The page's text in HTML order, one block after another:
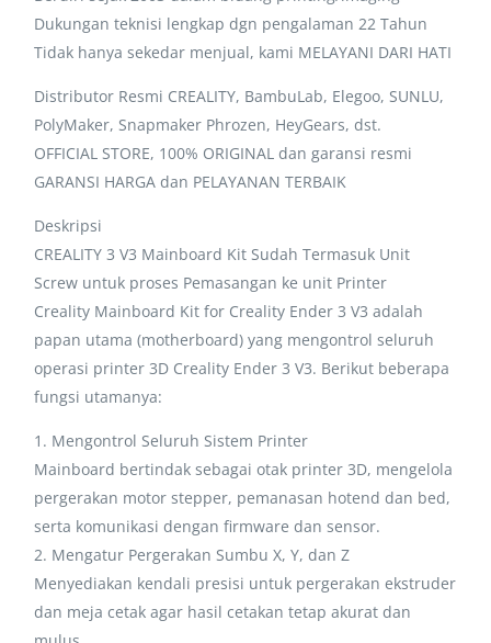
Dukungan teknisi lengkap dgn pengalaman 22 Tahun
Tidak hanya sekedar menjual, kami MELAYANI DARI HATI
Distributor Resmi CREALITY, BambuLab, Elegoo, SUNLU,
PolyMaker, Snapmaker Phrozen, HeyGears, dst.
OFFICIAL STORE, 100% ORIGINAL dan garansi resmi
GARANSI HARGA dan PELAYANAN TERBAIK
Deskripsi
CREALITY 3 V3 Mainboard Kit Sudah Termasuk Unit
Screw untuk proses Pemasangan ke unit Printer
Creality Mainboard Kit for Creality Ender 3 V3 adalah
papan utama (motherboard) yang mengontrol seluruh
operasi printer 3D Creality Ender 3 V3. Berikut beberapa
fungsi utamanya:
1. Mengontrol Seluruh Sistem Printer
Mainboard bertindak sebagai otak printer 3D, mengelola
pergerakan motor stepper, pemanasan hotend dan bed,
serta komunikasi dengan firmware dan sensor.
2. Mengatur Pergerakan Sumbu X, Y, dan Z
Menyediakan kendali presisi untuk pergerakan ekstruder
dan meja cetak agar hasil cetakan tetap akurat dan